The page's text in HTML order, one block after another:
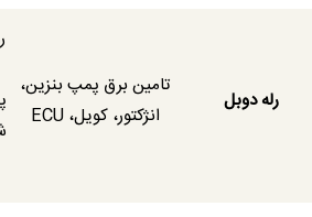
رله دوبل
تامین برق پمپ بنزین،
انژکتور، کویل، ECU